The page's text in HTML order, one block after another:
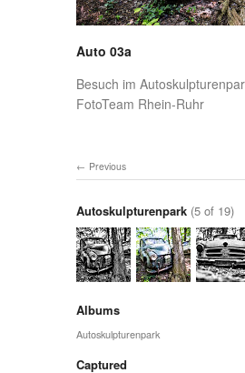
Auto 03a
Besuch im
FotoTeam Rhein-Ruhr
Previous
Autoskulpturenpark (5 of 19)
Albums
Autoskulpturenpark
Captured